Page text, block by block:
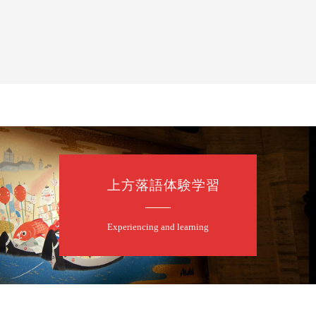
眞／笑福亭仁福／幸助福助（漫才）／桂春若
上方落語体験学習
Experiencing and learning